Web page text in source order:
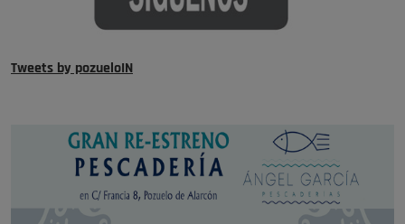
Tweets by pozueloIN